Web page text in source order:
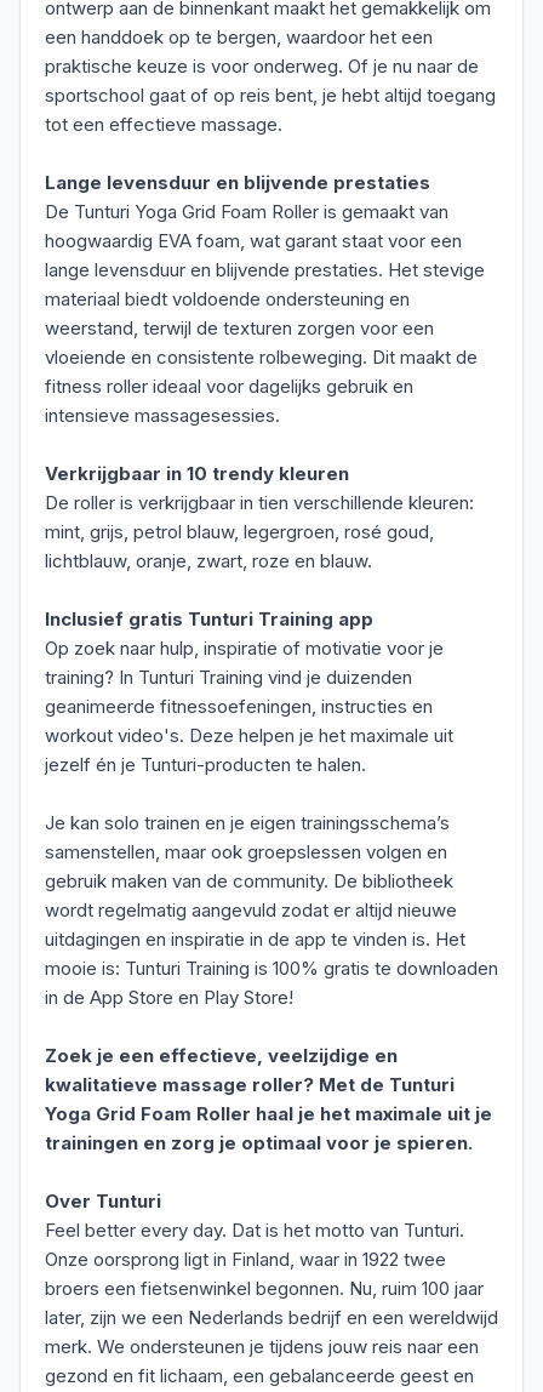
ontwerp aan de binnenkant maakt het gemakkelijk om
een handdoek op te bergen, waardoor het een
praktische keuze is voor onderweg. Of je nu naar de
sportschool gaat of op reis bent, je hebt altijd toegang
tot een effectieve massage.
Lange levensduur en blijvende prestaties
De Tunturi Yoga Grid Foam Roller is gemaakt van
hoogwaardig EVA foam, wat garant staat voor een
lange levensduur en blijvende prestaties. Het stevige
materiaal biedt voldoende ondersteuning en
weerstand, terwijl de texturen zorgen voor een
vloeiende en consistente rolbeweging. Dit maakt de
fitness roller ideaal voor dagelijks gebruik en
intensieve massagesessies.
Verkrijgbaar in 10 trendy kleuren
De roller is verkrijgbaar in tien verschillende kleuren:
mint, grijs, petrol blauw, legergroen, rosé goud,
lichtblauw, oranje, zwart, roze en blauw.
Inclusief gratis Tunturi Training app
Op zoek naar hulp, inspiratie of motivatie voor je
training? In Tunturi Training vind je duizenden
geanimeerde fitnessoefeningen, instructies en
workout video's. Deze helpen je het maximale uit
jezelf én je Tunturi-producten te halen.
Je kan solo trainen en je eigen trainingsschema’s
samenstellen, maar ook groepslessen volgen en
gebruik maken van de community. De bibliotheek
wordt regelmatig aangevuld zodat er altijd nieuwe
uitdagingen en inspiratie in de app te vinden is. Het
mooie is: Tunturi Training is 100% gratis te downloaden
in de App Store en Play Store!
Zoek je een effectieve, veelzijdige en
kwalitatieve massage roller? Met de Tunturi
Yoga Grid Foam Roller haal je het maximale uit je
trainingen en zorg je optimaal voor je spieren.
Over Tunturi
Feel better every day. Dat is het motto van Tunturi.
Onze oorsprong ligt in Finland, waar in 1922 twee
broers een fietsenwinkel begonnen. Nu, ruim 100 jaar
later, zijn we een Nederlands bedrijf en een wereldwijd
merk. We ondersteunen je tijdens jouw reis naar een
gezond en fit lichaam, een gebalanceerde geest en